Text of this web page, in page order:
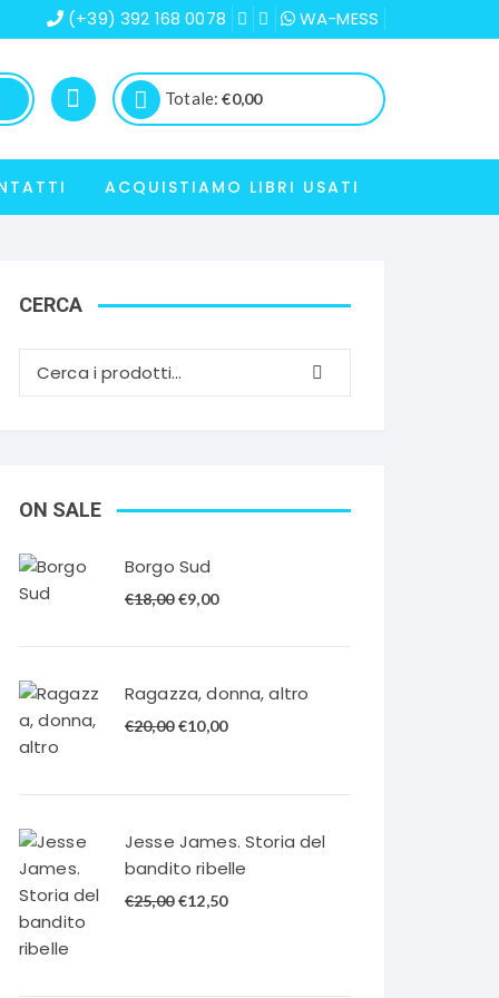
(+39) 392 168 0078 WA-MESS
Totale:€0,00
ACQUISTIAMO LIBRI USATI
CERCA
ON SALE
Borgo Sud
€18,00 Il
€18,00.
€9,00Il
€9,00.
Ragazza, donna, altro
€20,00 Il
€20,00.
€10,00Il
€10,00.
Jesse James. Storia del
bandito ribelle
€25,00 Il
€12,50Il